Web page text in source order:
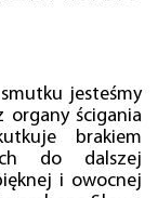
jesteśmy
organy ścigania
brakiem
do dalszej
i owocnej